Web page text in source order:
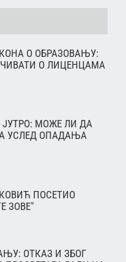
О ОБРАЗОВАЊУ:
О ЛИЦЕНЦАМА
ЈУТРО: МОЖЕ ЛИ ДА
УСЛЕД ОПАДАЊА
ПОСЕТИО
ЗОВЕ"
ОТКАЗ И ЗБОГ